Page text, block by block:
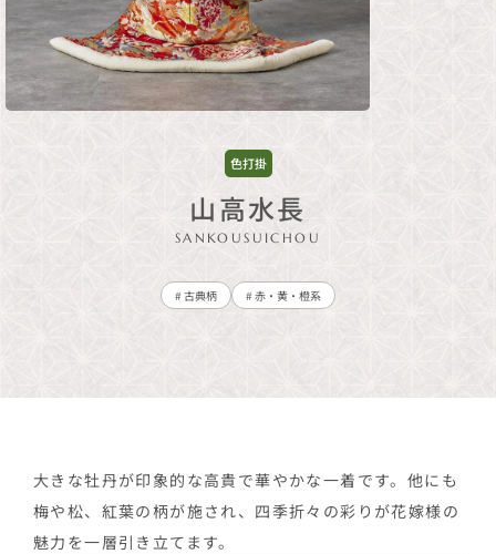
色打掛
山高水長
SANKOUSUICHOU
# 古典柄 # 赤・黄・橙系
大きな牡丹が印象的な高貴で華やかな一着です。他にも
梅や松、紅葉の柄が施され、四季折々の彩りが花嫁様の
魅力を一層引き立てます。